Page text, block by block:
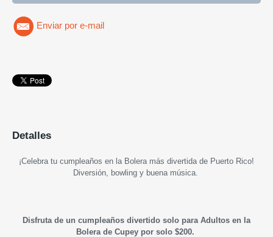
Enviar por e-mail
Detalles
¡Celebra tu cumpleaños en la Bolera más divertida de Puerto Rico!
Diversión, bowling y buena música.
Disfruta de un cumpleaños divertido solo para Adultos en la
Bolera de Cupey por solo $200.